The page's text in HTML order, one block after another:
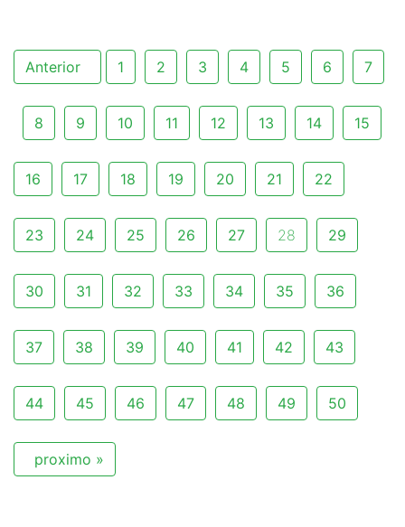
Anterior 1 2 3 4 5 6 7
8 9 10 11 12 13 14 15
16 17 18 19 20 21 22
23 24 25 26 27 28 29
30 31 32 33 34 35 36
37 38 39 40 41 42 43
44 45 46 47 48 49 50
proximo »